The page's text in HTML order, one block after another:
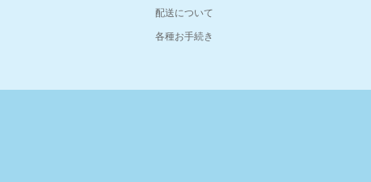
配送について
各種お手続き